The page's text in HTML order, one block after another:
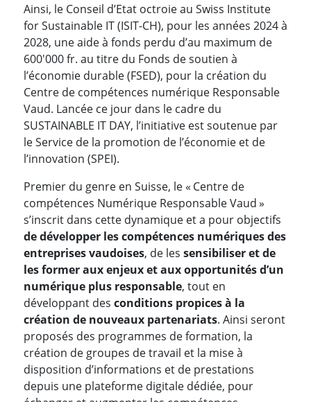
Ainsi, le Conseil d’Etat octroie au Swiss Institute
for Sustainable IT (ISIT-CH), pour les années 2024 à
2028, une aide à fonds perdu d’au maximum de
600'000 fr. au titre du Fonds de soutien à
l’économie durable (FSED), pour la création du
Centre de compétences numérique Responsable
Vaud. Lancée ce jour dans le cadre du
SUSTAINABLE IT DAY, l’initiative est soutenue par
le Service de la promotion de l’économie et de
l’innovation (SPEI).
Premier du genre en Suisse, le « Centre de
compétences Numérique Responsable Vaud »
s’inscrit dans cette dynamique et a pour objectifs
de développer les compétences numériques des
entreprises vaudoises, de les sensibiliser et de
les former aux enjeux et aux opportunités d’un
numérique plus responsable, tout en
développant des conditions propices à la
création de nouveaux partenariats. Ainsi seront
proposés des programmes de formation, la
création de groupes de travail et la mise à
disposition d’informations et de prestations
depuis une plateforme digitale dédiée, pour